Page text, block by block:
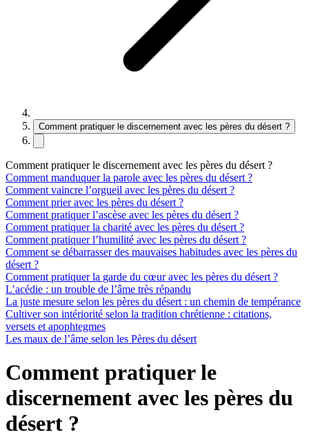
Comment pratiquer le discernement avec les pères du désert ?
Comment pratiquer le discernement avec les pères du désert ?
Comment manduquer la parole avec les pères du désert ?
Comment vaincre l’orgueil avec les pères du désert ?
Comment prier avec les pères du désert ?
Comment pratiquer l’ascèse avec les pères du désert ?
Comment pratiquer la charité avec les pères du désert ?
Comment pratiquer l’humilité avec les pères du désert ?
Comment se débarrasser des mauvaises habitudes avec les pères du
désert ?
Comment pratiquer la garde du cœur avec les pères du désert ?
L’acédie : un trouble de l’âme très répandu
La juste mesure selon les pères du désert : un chemin de tempérance
Cultiver son intériorité selon la tradition chrétienne : citations,
versets et apophtegmes
Les maux de l’âme selon les Pères du désert
Comment pratiquer le
discernement avec les pères du
désert ?